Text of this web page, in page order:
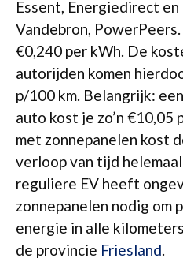
Essent, Energiedirect
Vandebron,
€0,240 per kWh. De
autorijden komen
p/100 km. Belangrijk:
auto kost je zo’n €10,05
met zonnepanelen kost
verloop van tijd helemaal
reguliere EV heeft
zonnepanelen nodig om
energie in alle
de provincie Friesland.